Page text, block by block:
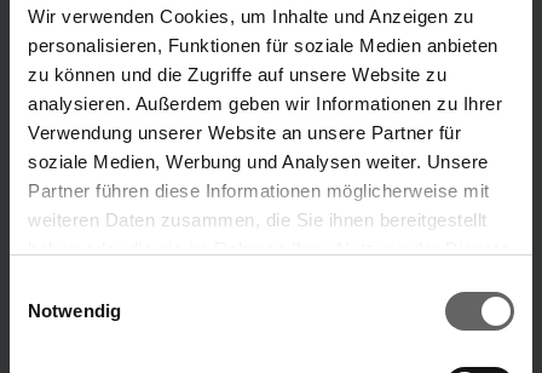
Wir verwenden Cookies, um Inhalte und Anzeigen zu
personalisieren, Funktionen für soziale Medien anbieten
zu können und die Zugriffe auf unsere Website zu
analysieren. Außerdem geben wir Informationen zu Ihrer
Verwendung unserer Website an unsere Partner für
soziale Medien, Werbung und Analysen weiter. Unsere
Partner führen diese Informationen möglicherweise mit
weiteren Daten zusammen, die Sie ihnen bereitgestellt
Cookies, wenn Sie unsere Webseite weiterhin nutzen.
Notwendig
Our Brands
“Our ideas that make your life easier.”
Leifheit brand Soehnle brand
ABOUT US
Search suggestions